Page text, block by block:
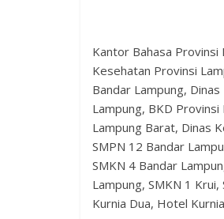
Kantor Bahasa Provinsi
Kesehatan Provinsi
Bandar Lampung,
Lampung, BKD
Lampung Barat, Dinas
SMPN 12 Bandar
SMKN 4 Bandar
Lampung, SMKN 1
Kurnia Dua, Hotel